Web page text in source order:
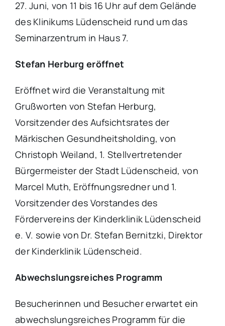
27. Juni, von 11 bis 16 Uhr auf dem Gelände
des Klinikums Lüdenscheid rund um das
Seminarzentrum in Haus 7.
Stefan Herburg eröffnet
Eröffnet wird die Veranstaltung mit
Grußworten von Stefan Herburg,
Vorsitzender des Aufsichtsrates der
Märkischen Gesundheitsholding, von
Christoph Weiland, 1. Stellvertretender
Bürgermeister der Stadt Lüdenscheid, von
Marcel Muth, Eröffnungsredner und 1.
Vorsitzender des Vorstandes des
Fördervereins der Kinderklinik Lüdenscheid
e. V. sowie von Dr. Stefan Bernitzki, Direktor
der Kinderklinik Lüdenscheid.
Abwechslungsreiches Programm
Besucherinnen und Besucher erwartet ein
abwechslungsreiches Programm für die